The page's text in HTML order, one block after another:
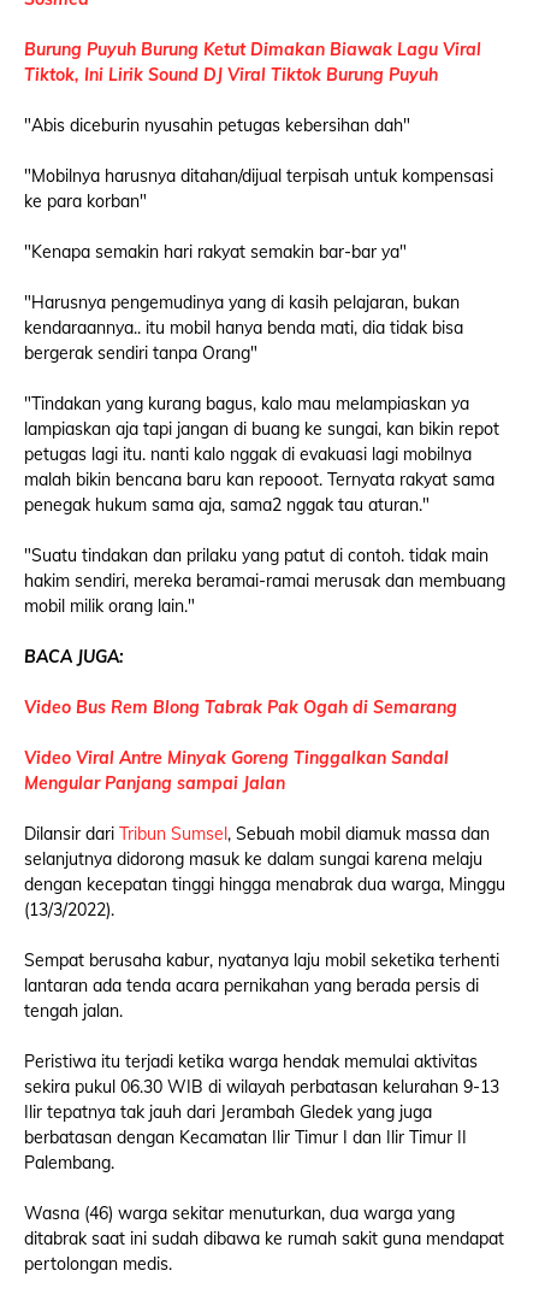
Burung Puyuh Burung Ketut Dimakan Biawak Lagu Viral
Tiktok, Ini Lirik Sound DJ Viral Tiktok Burung Puyuh
"Abis diceburin nyusahin petugas kebersihan dah"
"Mobilnya harusnya ditahan/dijual terpisah untuk kompensasi
ke para korban"
"Kenapa semakin hari rakyat semakin bar-bar ya"
"Harusnya pengemudinya yang di kasih pelajaran, bukan
kendaraannya.. itu mobil hanya benda mati, dia tidak bisa
bergerak sendiri tanpa Orang"
"Tindakan yang kurang bagus, kalo mau melampiaskan ya
lampiaskan aja tapi jangan di buang ke sungai, kan bikin repot
petugas lagi itu. nanti kalo nggak di evakuasi lagi mobilnya
malah bikin bencana baru kan repooot. Ternyata rakyat sama
penegak hukum sama aja, sama2 nggak tau aturan."
"Suatu tindakan dan prilaku yang patut di contoh. tidak main
hakim sendiri, mereka beramai-ramai merusak dan membuang
mobil milik orang lain."
BACA JUGA:
Video Bus Rem Blong Tabrak Pak Ogah di Semarang
Video Viral Antre Minyak Goreng Tinggalkan Sandal
Mengular Panjang sampai Jalan
Dilansir dari Tribun Sumsel, Sebuah mobil diamuk massa dan
selanjutnya didorong masuk ke dalam sungai karena melaju
dengan kecepatan tinggi hingga menabrak dua warga, Minggu
(13/3/2022).
Sempat berusaha kabur, nyatanya laju mobil seketika terhenti
lantaran ada tenda acara pernikahan yang berada persis di
tengah jalan.
Peristiwa itu terjadi ketika warga hendak memulai aktivitas
sekira pukul 06.30 WIB di wilayah perbatasan kelurahan 9-13
Ilir tepatnya tak jauh dari Jerambah Gledek yang juga
berbatasan dengan Kecamatan Ilir Timur I dan Ilir Timur II
Palembang.
Wasna (46) warga sekitar menuturkan, dua warga yang
ditabrak saat ini sudah dibawa ke rumah sakit guna mendapat
pertolongan medis.